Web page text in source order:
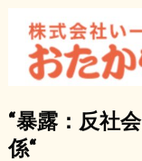
“暴露：反社
係“